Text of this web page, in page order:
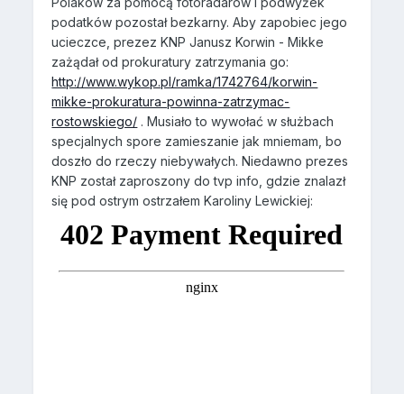
podatków pozostał bezkarny. Aby zapobiec jego
ucieczce, prezez KNP Janusz Korwin - Mikke
zażądał od prokuratury zatrzymania go:
http://www.wykop.pl/ramka/1742764/korwin-
mikke-prokuratura-powinna-zatrzymac-
rostowskiego/ . Musiało to wywołać w służbach
specjalnych spore zamieszanie jak mniemam, bo
doszło do rzeczy niebywałych. Niedawno prezes
KNP został zaproszony do tvp info, gdzie znalazł
się pod ostrym ostrzałem Karoliny Lewickiej: